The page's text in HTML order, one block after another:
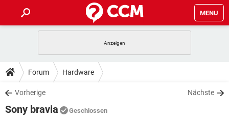
MENU
ANDROID
WINDOWS 10
WHATSAPP
TIPPS & TRICKS
SPIELE
DOWNLOADS
SPIELE
FORUM
Forum Hardware
Vorherige Nächste
Sony bravia Geschlossen